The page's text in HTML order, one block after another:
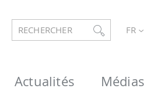
RECHERCHER FR
Actualités Médias